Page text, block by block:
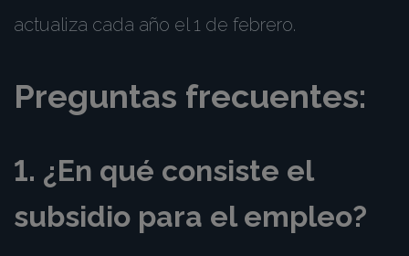
actualiza cada año el 1 de febrero.
Preguntas frecuentes:
1. ¿En qué consiste el
subsidio para el empleo?